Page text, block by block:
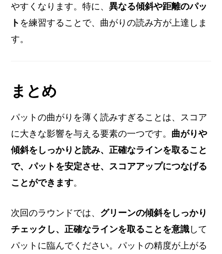
やすくなります。特に、異なる傾斜や距離のパッ
ト を練習することで、曲がりの読み方が上達しま
す。
まとめ
パットの曲がりを薄く読みすぎることは、スコア
に大きな影響を与える要素の一つです。 曲がりや
傾斜をしっかりと読み、正確なラインを取ること
で、パットを安定させ、スコアアップにつなげる
ことができます。
次回のラウンドでは、 グリーンの傾斜をしっかり
チェックし、正確なラインを取ることを意識して
パットに臨んでください。パットの精度が上がる